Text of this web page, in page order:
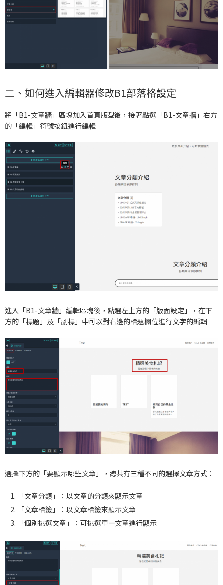
二、如何進入編輯器修改B1部落格設定
將「B1-文章牆」區塊加入首頁版型後，接著點選「B1-文章牆」右方
的「編輯」符號按鈕進行編輯
進入「B1-文章牆」編輯區塊後，點選左上方的「版面設定」，在下
方的「標題」及「副標」中可以對右邊的標題欄位進行文字的編輯
選擇下方的「要顯示哪些文章」，總共有三種不同的選擇文章方式：
「文章分類」：以文章的分類來顯示文章
「文章標籤」：以文章標籤來顯示文章
「個別挑選文章」：可挑選單一文章進行顯示